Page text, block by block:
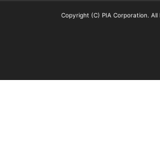
Copyright (C) PIA Corporation. All